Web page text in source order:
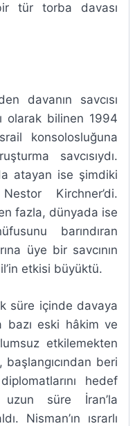
tür torba davası
davanın savcısı
olarak bilinen 1994
konsolosluğuna
savcısıydı.
atayan ise şimdiki
Kirchner’di.
fazla, dünyada ise
barındıran
üye bir savcının
etkisi büyüktü.
süre içinde davaya
bazı eski hâkim ve
etkilemekten
beri
hedef
süre İran’la
Nisman’ın ısrarlı